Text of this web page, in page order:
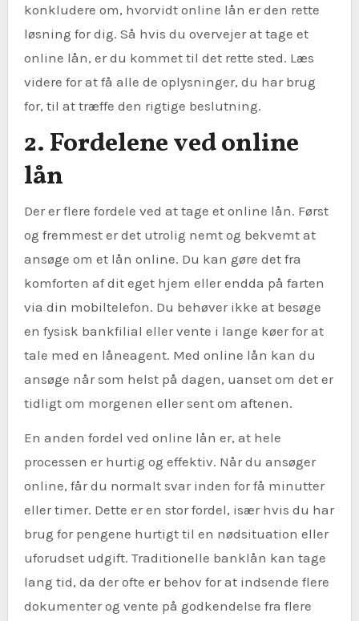
konkludere om, hvorvidt online lån er den rette
løsning for dig. Så hvis du overvejer at tage et
online lån, er du kommet til det rette sted. Læs
videre for at få alle de oplysninger, du har brug
for, til at træffe den rigtige beslutning.
2. Fordelene ved online
lån
Der er flere fordele ved at tage et online lån. Først
og fremmest er det utrolig nemt og bekvemt at
ansøge om et lån online. Du kan gøre det fra
komforten af dit eget hjem eller endda på farten
via din mobiltelefon. Du behøver ikke at besøge
en fysisk bankfilial eller vente i lange køer for at
tale med en låneagent. Med online lån kan du
ansøge når som helst på dagen, uanset om det er
tidligt om morgenen eller sent om aftenen.
En anden fordel ved online lån er, at hele
processen er hurtig og effektiv. Når du ansøger
online, får du normalt svar inden for få minutter
eller timer. Dette er en stor fordel, især hvis du har
brug for pengene hurtigt til en nødsituation eller
uforudset udgift. Traditionelle banklån kan tage
lang tid, da der ofte er behov for at indsende flere
dokumenter og vente på godkendelse fra flere